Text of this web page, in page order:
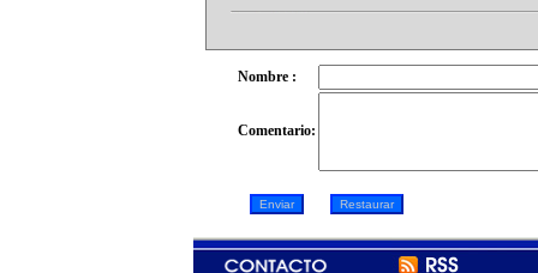
Nombre :
Comentario: